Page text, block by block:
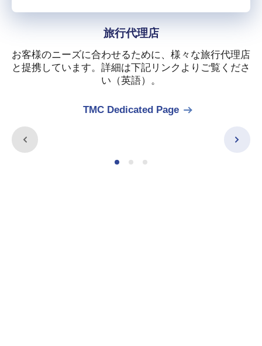
旅行代理店
お客様のニーズに合わせるために、様々な旅行代理店
と提携しています。詳細は下記リンクよりご覧くださ
い（英語）。
TMC Dedicated Page